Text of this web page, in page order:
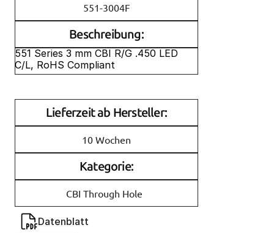
551-3004F
Beschreibung:
551 Series 3 mm CBI R/G .450 LED
C/L, RoHS Compliant
Lieferzeit ab Hersteller:
10 Wochen
Kategorie:
CBI Through Hole
Datenblatt